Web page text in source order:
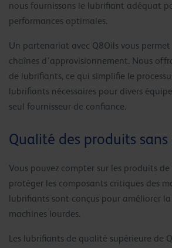
nous fournissons le lubrifiant adéquat
performances optimales.
Un partenariat avec Q8Oils vous
chaînes d’approvisionnement. Nous
de lubrifiants, ce qui simplifie le
lubrifiants nécessaires pour divers
seul fournisseur de confiance.
Qualité des produits
Vous pouvez compter sur les produits
protéger les composants critiques des
lubrifiants sont conçus pour améliorer
machines lourdes.
Les lubrifiants de qualité supérieure de